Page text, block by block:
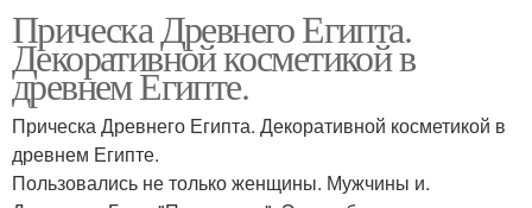
Прическа Древнего Египта.
Декоративной косметикой в
древнем Египте.
Прическа Древнего Египта. Декоративной косметикой в
древнем Египте.
Пользовались не только женщины. Мужчины и.